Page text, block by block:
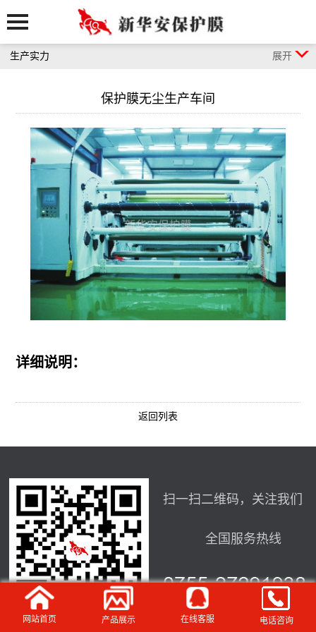
展开
生产实力
保护膜无尘生产车间
详细说明：
返回列表
扫一扫二维码，关注我们
全国服务热线
网站首页 产品展示 在线客服 电话咨询